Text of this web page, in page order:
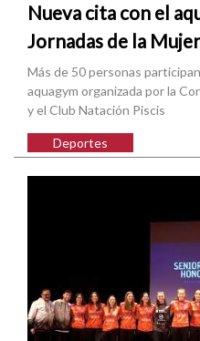
Nueva cita con el
Jornadas de la Mujer
Más de 50 personas
aquagym organizada por la
y el Club Natación Piscis
Deportes